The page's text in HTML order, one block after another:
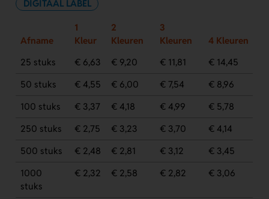
DIGITAAL LABEL
Afname
1
Kleur
2
Kleuren
3
Kleuren
4 Kleuren
25 stuks
€ 6,63 € 9,20 € 11,81
€ 14,45
50 stuks
€ 4,55 € 6,00 € 7,54
€ 8,96
100 stuks
€ 3,37 € 4,18 € 4,99
€ 5,78
250 stuks
€ 2,75 € 3,23 € 3,70
€ 4,14
500 stuks
€ 2,48 € 2,81 € 3,12
€ 3,45
1000
stuks
€ 2,32 € 2,58 € 2,82 € 3,06